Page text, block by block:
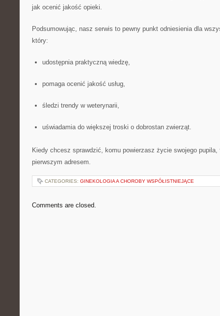
jak ocenić jakość opieki.
Podsumowując, nasz serwis to pewny punkt odniesienia dla
który:
udostępnia praktyczną wiedzę,
pomaga ocenić jakość usług,
śledzi trendy w weterynarii,
uświadamia do większej troski o dobrostan zwierząt.
Kiedy chcesz sprawdzić, komu powierzasz życie swojego
pierwszym adresem.
CATEGORIES: GINEKOLOGIA A CHOROBY WSPÓŁISTNIEJĄCE
Comments are closed.